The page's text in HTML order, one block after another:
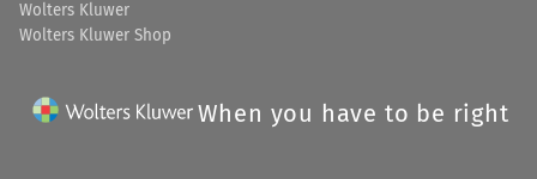
Wolters Kluwer
Wolters Kluwer Shop
When you have to be right